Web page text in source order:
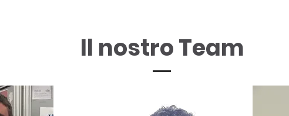
Il nostro Team